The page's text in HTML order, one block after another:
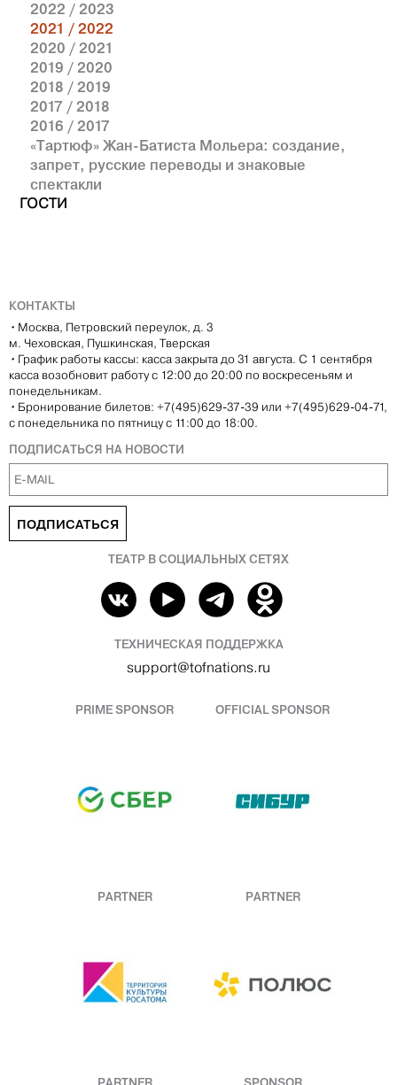
2022 / 2023
2021 / 2022
2020 / 2021
2019 / 2020
2018 / 2019
2017 / 2018
2016 / 2017
«Тартюф» Жан-Батиста Мольера: создание,
запрет, русские переводы и знаковые
спектакли
ГОСТИ
КОНТАКТЫ
• Москва, Петровский переулок, д. 3
м. Чеховская, Пушкинская, Тверская
• График работы кассы: касса закрыта до 31 августа. С 1 сентября
касса возобновит работу с 12:00 до 20:00 по воскресеньям и
понедельникам.
• Бронирование билетов: +7(495)629-37-39 или +7(495)629-04-71,
с понедельника по пятницу с 11:00 до 18:00.
ПОДПИСАТЬСЯ НА НОВОСТИ
ПОДПИСАТЬСЯ
ТЕАТР В СОЦИАЛЬНЫХ СЕТЯХ
ТЕХНИЧЕСКАЯ ПОДДЕРЖКА
support@tofnations.ru
PRIME SPONSOR OFFICIAL SPONSOR
PARTNER PARTNER